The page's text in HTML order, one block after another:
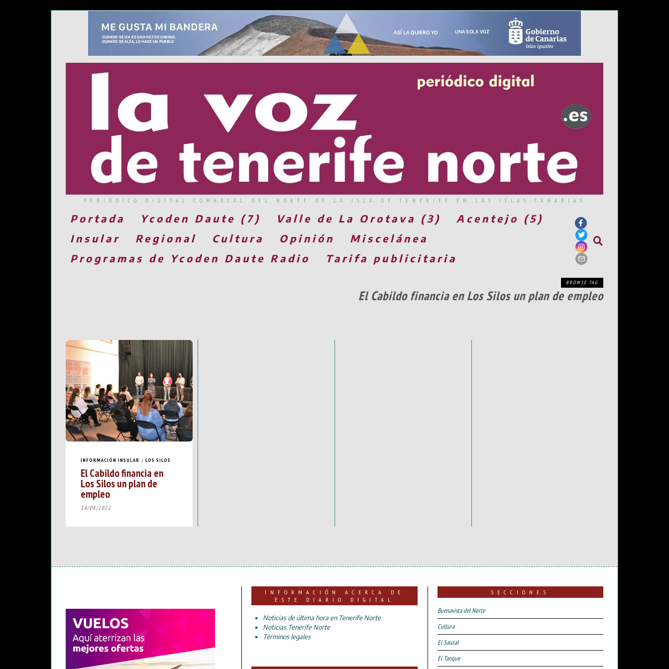
PERIÓDICO DIGITAL COMARCAL DEL NORTE DE LA ISLA DE TENERIFE EN LAS ISLAS CANARIAS
Portada Ycoden Daute (7) Valle de La Orotava (3)
Acentejo (5)
Insular
Regional Cultura Opinión
Miscelánea
Programas de Ycoden Daute Radio
Tarifa publicitaria
BROWSE TAG
El Cabildo financia en Los Silos un plan de empleo
INFORMACIÓN INSULAR / LOS SILOS
El Cabildo financia en
Los Silos un plan de
empleo
14/04/2022
INFORMACIÓN ACERCA DE
ESTE DIARIO DIGITAL
Noticias de última hora en Tenerife Norte
Noticias Tenerife Norte
Términos legales
SECCIONES
Buenavista del Norte
Cultura
El Sauzal
El Tanque